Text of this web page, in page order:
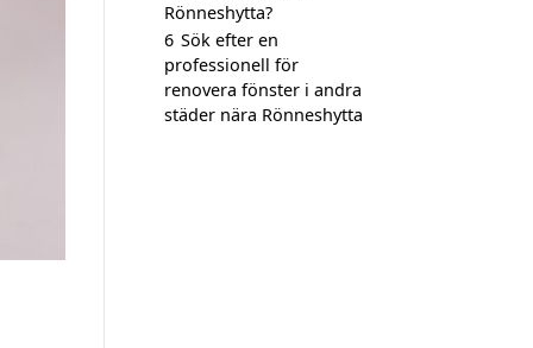
Rönneshytta?
6 Sök efter en
professionell för
renovera fönster i andra
städer nära Rönneshytta